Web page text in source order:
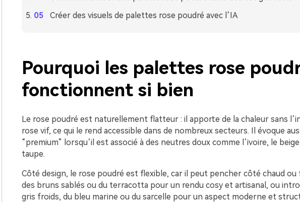
Créer des visuels de palettes rose poudré avec l’IA
Pourquoi les palettes rose
fonctionnent si bien
Le rose poudré est naturellement flatteur : il apporte de la chaleur sans
rose vif, ce qui le rend accessible dans de nombreux secteurs. Il évoque
“premium” lorsqu’il est associé à des neutres doux comme l’ivoire, le
taupe.
Côté design, le rose poudré est flexible, car il peut pencher côté chaud ou
des bruns sablés ou du terracotta pour un rendu cosy et artisanal, ou
gris froids, du bleu marine ou du sarcelle pour un aspect moderne et